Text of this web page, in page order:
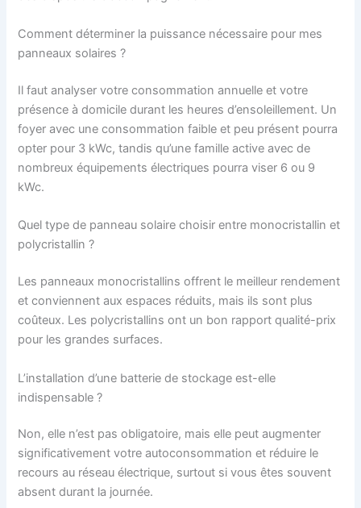
Comment déterminer la puissance nécessaire pour mes
panneaux solaires ?
Il faut analyser votre consommation annuelle et votre
présence à domicile durant les heures d’ensoleillement. Un
foyer avec une consommation faible et peu présent pourra
opter pour 3 kWc, tandis qu’une famille active avec de
nombreux équipements électriques pourra viser 6 ou 9
kWc.
Quel type de panneau solaire choisir entre monocristallin et
polycristallin ?
Les panneaux monocristallins offrent le meilleur rendement
et conviennent aux espaces réduits, mais ils sont plus
coûteux. Les polycristallins ont un bon rapport qualité-prix
pour les grandes surfaces.
L’installation d’une batterie de stockage est-elle
indispensable ?
Non, elle n’est pas obligatoire, mais elle peut augmenter
significativement votre autoconsommation et réduire le
recours au réseau électrique, surtout si vous êtes souvent
absent durant la journée.